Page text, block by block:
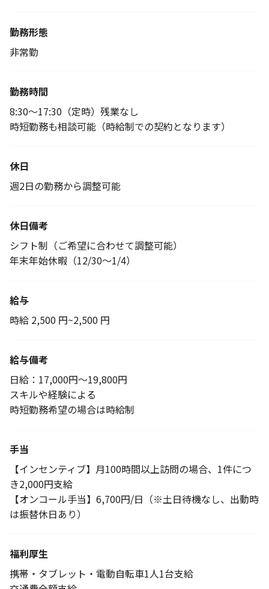
勤務形態
非常勤
勤務時間
8:30～17:30（定時）残業なし
時短勤務も相談可能（時給制での契約となります）
休日
週2日の勤務から調整可能
休日備考
シフト制（ご希望に合わせて調整可能）
年末年始休暇（12/30～1/4）
給与
時給 2,500 円~2,500 円
給与備考
日給：17,000円～19,800円
スキルや経験による
時短勤務希望の場合は時給制
手当
【インセンティブ】月100時間以上訪問の場合、1件につ
き2,000円支給
【オンコール手当】6,700円/日（※土日待機なし、出動時
は振替休日あり）
福利厚生
携帯・タブレット・電動自転車1人1台支給